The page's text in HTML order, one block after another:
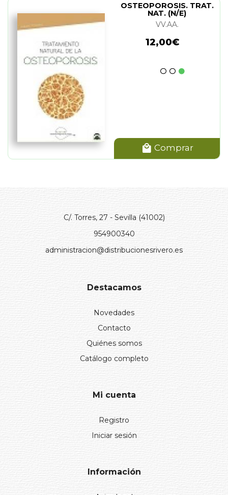
OSTEOPOROSIS. TRAT.
NAT. (N/E)
VV.AA.
12,00€
Comprar
C/. Torres, 27 - Sevilla (41002)
954900340
administracion@distribucionesrivero.es
Destacamos
Novedades
Contacto
Quiénes somos
Catálogo completo
Mi cuenta
Registro
Iniciar sesión
Información